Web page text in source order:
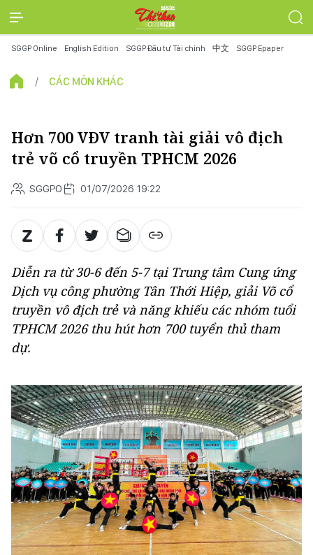
SGGP Online English Edition SGGP Đầu tư Tài chính 中文 SGGP Epaper
CÁC MÔN KHÁC
Hơn 700 VĐV tranh tài giải vô địch
trẻ võ cổ truyền TPHCM 2026
SGGPO 01/07/2026 19:22
Diễn ra từ 30-6 đến 5-7 tại Trung tâm Cung ứng
Dịch vụ công phường Tân Thới Hiệp, giải Võ cổ
truyền vô địch trẻ và năng khiếu các nhóm tuổi
TPHCM 2026 thu hút hơn 700 tuyển thủ tham
dự.